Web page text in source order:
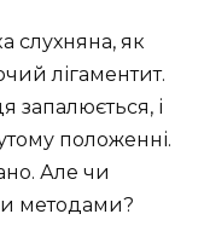
слухняна, як
лігаментит.
запалюється, і
положенні.
Але чи
методами?